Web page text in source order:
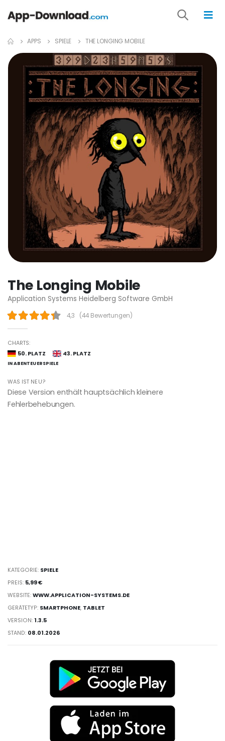
APPS SPIELE THE LONGING MOBILE
The Longing Mobile
Application Systems Heidelberg Software GmbH
4,3 (44 Bewertungen)
CHARTS:
50. PLATZ
43. PLATZ
IN ABENTEUERSPIELE
WAS IST NEU?
Diese Version enthält hauptsächlich kleinere
Fehlerbehebungen.
KATEGORIE: SPIELE
PREIS: 5,99 €
WEBSITE:WWW.APPLICATION-SYSTEMS.DE
GERÄTETYP: SMARTPHONE, TABLET
VERSION: 1.3.5
STAND: 08.01.2026